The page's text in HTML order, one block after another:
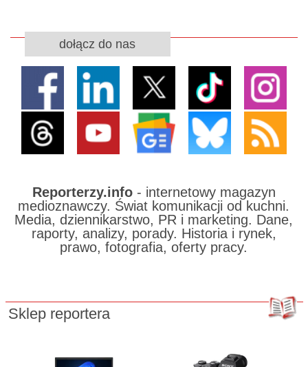
dołącz do nas
Reporterzy.info- internetowy magazyn
medioznawczy. Świat komunikacji od kuchni.
Media, dziennikarstwo, PR i marketing. Dane,
raporty, analizy, porady. Historia i rynek,
prawo, fotografia, oferty pracy.
Sklep reportera